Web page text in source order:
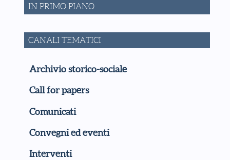
IN PRIMO PIANO
CANALI TEMATICI
Archivio storico-sociale
Call for papers
Comunicati
Convegni ed eventi
Interventi